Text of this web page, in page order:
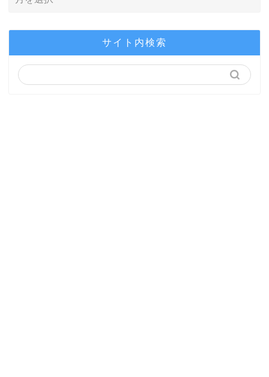
サイト内検索